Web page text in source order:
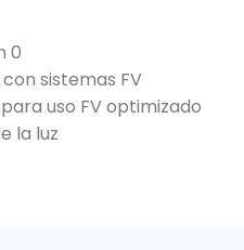
0
sistemas FV
uso FV optimizado
la luz